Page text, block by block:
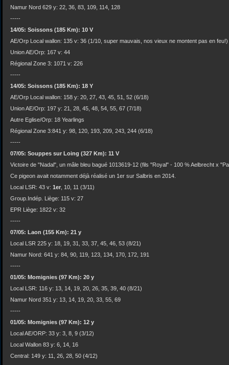
Namur Nord 629 y: 22, 36, 83, 109, 114, 128
-----
14/05: Soissons (185 Km): 10 V
AE/Orp Local wallon: 135 v: 36 (1/10, super mauvais, nos vieux ne montent pas en feu!)
Union AE/Orp: 167 v: 44
Régional Zone 3: 1071 v: 226
-----
14/05: Soissons (185 Km): 18 Y
AE/Orp Local wallon: 158 y: 20, 27, 43, 45, 51, 52 (6/18)
Union AE/Orp: 197 y: 21, 28, 45, 48, 54, 55, 67 (7/18)
Autre Eglise/Orp: 18 Yearlings
Régional Zone 3:841 y: 98, 120, 193, 209, 243, 244 (6/18)
-----
07/05: Souppes sur Loing (327 Km): 11 V
Victoire de "Nadal", un mâle bleu bagué 1013619-12 (fils "Royal" - 100 % Aelbrecht x
Ce pigeon avait notamment déjà réalisé un 1er sur Salbris en 2014.
Local LSR: 43 v: 1er, 10, 11 (3/11)
Group.Indép. Liège: 115 v: 27
EPR Liège: 1822 v: 32
-----
07/05: Laon (155 Km): 21 y
Local LSR 225 y: 18, 19, 31, 33, 37, 45, 46, 53 (8/21)
Namur Nord: 641 y: 84, 90, 119, 123, 134, 170, 172, 191
-----
01/05: Momignies (97 Km): 20 y
Local LSR: 116 y: 13, 14, 19, 20, 26, 35, 39, 40 (8/21)
Namur Nord 351 y: 13, 14, 19, 20, 33, 55, 69
-----
01/05: Momignies (97 Km): 12 y
Local AE/ORP: 33 y: 3, 8, 9 (3/12)
Local Wallon 83 y: 6, 14, 16
Central: 149 y: 11, 26, 28, 50 (4/12)